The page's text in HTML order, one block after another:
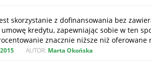
skorzystanie z dofinansowania bez
kredytu, zapewniając sobie w ten
znacznie niższe niż
AUTOR: Marta Okońska